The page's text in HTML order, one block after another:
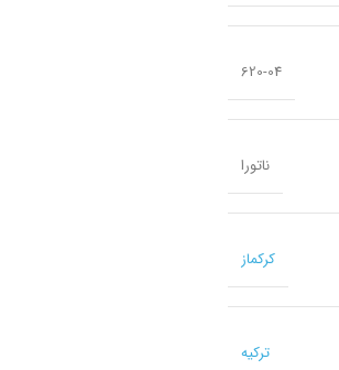
620-04
ناتورا
کرکماز
ترکیه